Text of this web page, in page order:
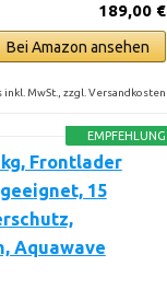
189,00 €
Bei Amazon ansehen
inkl. MwSt., zzgl. Versandkosten
EMPFEHLUNG
Frontlader
15
Aquawave